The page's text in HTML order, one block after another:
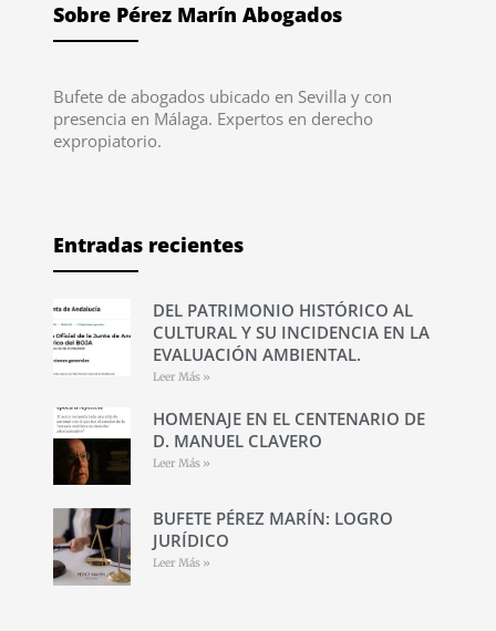
Sobre Pérez Marín Abogados
Bufete de abogados ubicado en Sevilla y con
presencia en Málaga. Expertos en derecho
expropiatorio.
Entradas recientes
DEL PATRIMONIO HISTÓRICO AL
CULTURAL Y SU INCIDENCIA EN LA
EVALUACIÓN AMBIENTAL.
Leer Más »
HOMENAJE EN EL CENTENARIO DE
D. MANUEL CLAVERO
Leer Más »
BUFETE PÉREZ MARÍN: LOGRO
JURÍDICO
Leer Más »